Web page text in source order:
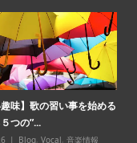
き必見】Mrs. GREEN
ヒット曲...
Blog,Vocal